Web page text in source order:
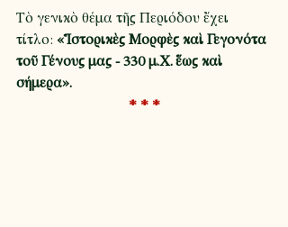
Τὸ γενικὸ θέμα τῆς Περιόδου ἔχει
τίτλο: «Ἱστορικὲς Μορφὲς καὶ Γεγονότα
τοῦ Γένους μας - 330 μ.Χ. ἕως καὶ
σήμερα».
* * *